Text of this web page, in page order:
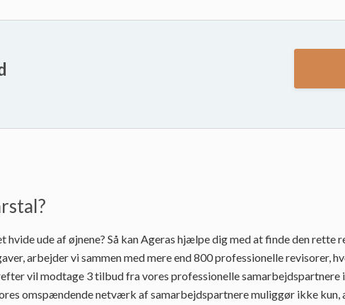
ude af øjnene? Så kan Ageras hjælpe dig med at finde den rette
arbejder vi sammen med mere end 800 professionelle revisorer,
vil modtage 3 tilbud fra vores professionelle
omspændende netværk af samarbejdspartnere muliggør ikke